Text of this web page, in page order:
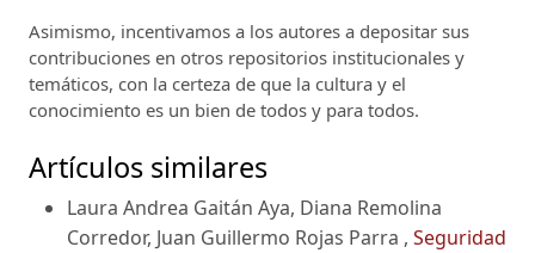
Asimismo, incentivamos a los autores a depositar sus
contribuciones en otros repositorios institucionales y
temáticos, con la certeza de que la cultura y el
conocimiento es un bien de todos y para todos.
Artículos similares
Laura Andrea Gaitán Aya, Diana Remolina
Corredor, Juan Guillermo Rojas Parra , Seguridad